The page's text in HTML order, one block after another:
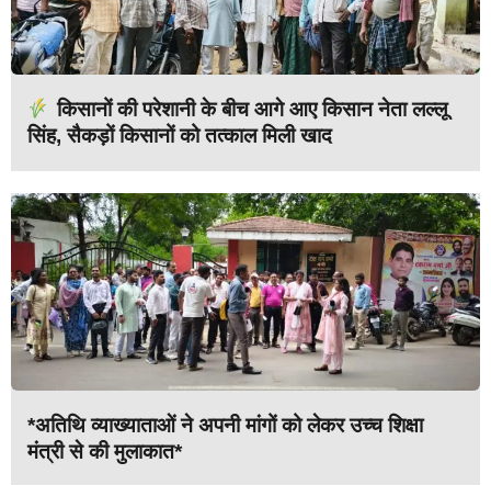
किसानों की परेशानी के बीच आगे आए किसान नेता लल्लू
सिंह, सैकड़ों किसानों को तत्काल मिली खाद
*अतिथि व्याख्याताओं ने अपनी मांगों को लेकर उच्च शिक्षा
मंत्री से की मुलाकात*